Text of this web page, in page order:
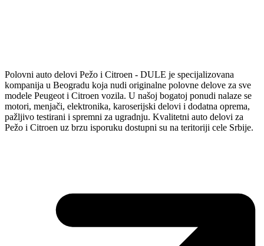
Polovni auto delovi Pežo i Citroen - DULE je specijalizovana
kompanija u Beogradu koja nudi originalne polovne delove za sve
modele Peugeot i Citroen vozila. U našoj bogatoj ponudi nalaze se
motori, menjači, elektronika, karoserijski delovi i dodatna oprema,
pažljivo testirani i spremni za ugradnju. Kvalitetni auto delovi za
Pežo i Citroen uz brzu isporuku dostupni su na teritoriji cele Srbije.